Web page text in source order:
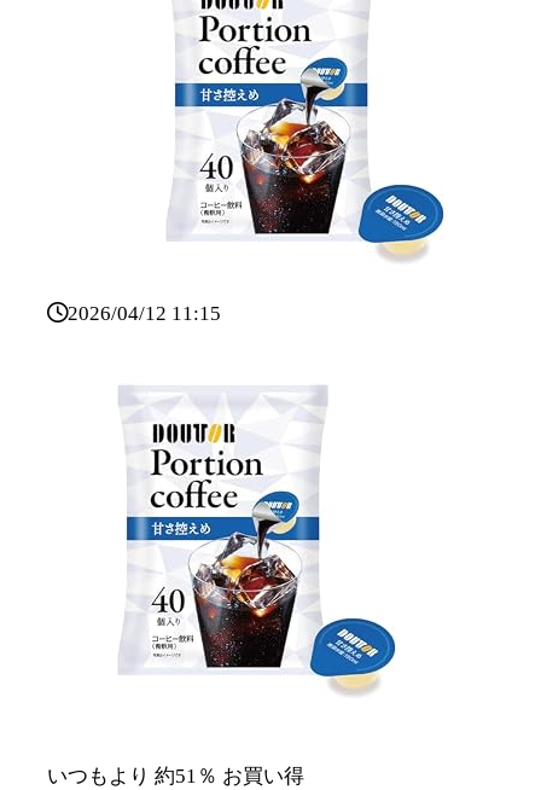
2026/04/12 11:15
いつもより 約51％ お買い得